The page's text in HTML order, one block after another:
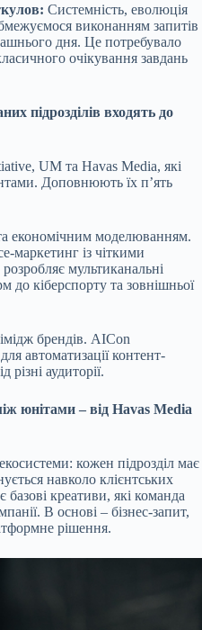
Системність, еволюція
виконанням запитів
дня. Це потребувало
очікування завдань
підрозділів входять до
UM та Havas Media, які
Доповнюють їх п’ять
економічним моделюванням.
маркетинг із чіткими
мультиканальні
до кіберспорту та зовнішньої
брендів. AICon
автоматизації контент-
різні аудиторії.
юнітами – від Havas Media
кожен підрозділ має
навколо клієнтських
креативи, які команда
В основі – бізнес-запит,
рішення.